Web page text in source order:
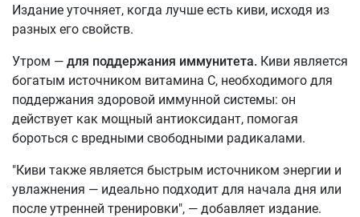
Издание уточняет, когда лучше есть киви, исходя из
разных его свойств.
Утром — для поддержания иммунитета. Киви является
богатым источником витамина С, необходимого для
поддержания здоровой иммунной системы: он
действует как мощный антиоксидант, помогая
бороться с вредными свободными радикалами.
"Киви также является быстрым источником энергии и
увлажнения — идеально подходит для начала дня или
после утренней тренировки", — добавляет издание.